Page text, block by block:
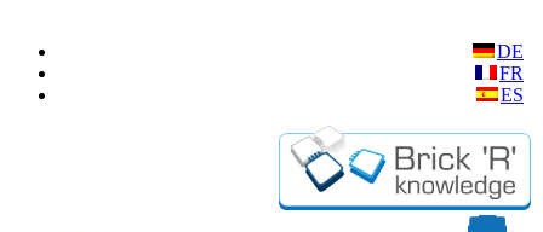
DE
FR
ES